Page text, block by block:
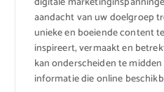
aandacht van uw doelgroep
unieke en boeiende content
inspireert, vermaakt en
kan onderscheiden te
informatie die online